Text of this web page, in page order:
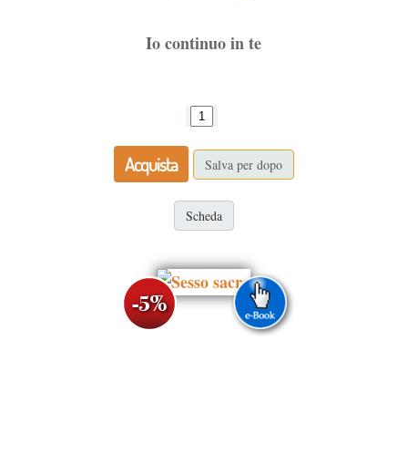
Io continuo in te
Acquista Salva per dopo
Scheda